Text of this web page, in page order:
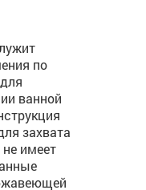
по
ванной
захвата
имеет